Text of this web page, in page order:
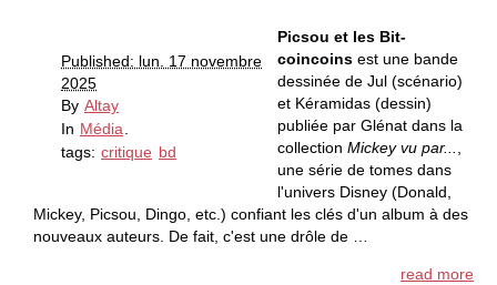
Published: lun. 17 novembre
2025
By Altay
In Média
tags: critique bd
Picsou et les Bit-
coincoins est une bande
dessinée de Jul (scénario)
et Kéramidas (dessin)
publiée par Glénat dans la
collection Mickey vu par...
une série de tomes dans
l'univers Disney (Donald,
Mickey, Picsou, Dingo, etc.) confiant les clés d'un album à des
nouveaux auteurs. De fait, c'est une drôle de …
read more